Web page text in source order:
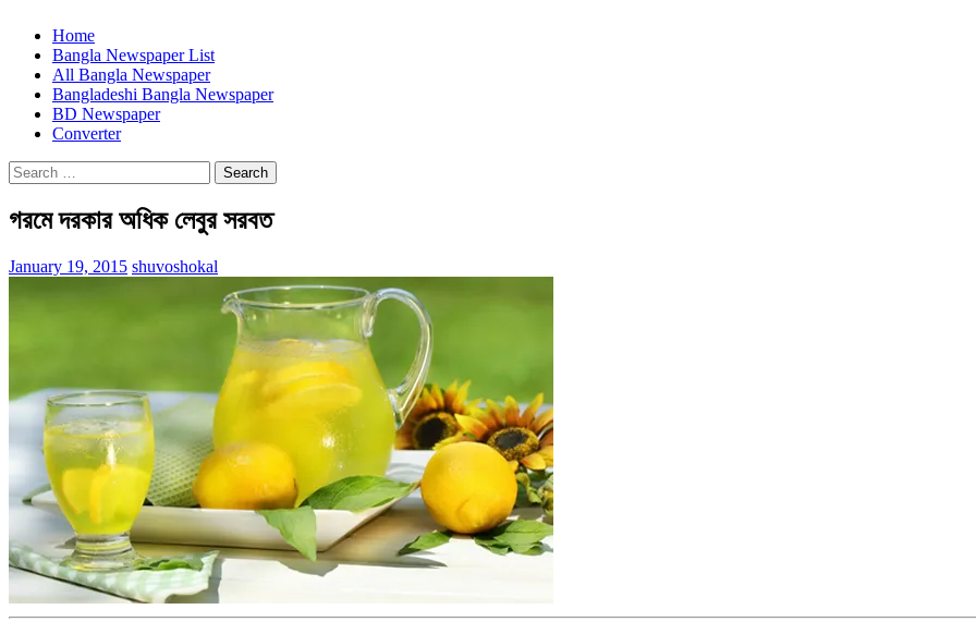
Home
Bangla Newspaper List
All Bangla Newspaper
Bangladeshi Bangla Newspaper
BD Newspaper
Converter
Search
for:
গরমে দরকার অধিক লেবুর সরবত
January 19, 2015 shuvoshokal